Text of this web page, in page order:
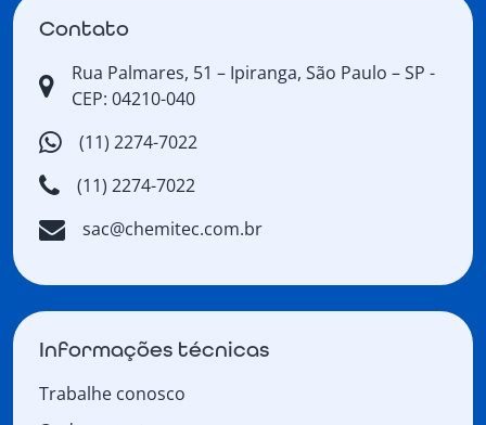
Contato
Rua Palmares, 51 – Ipiranga, São Paulo – SP -
CEP: 04210-040
(11) 2274-7022
(11) 2274-7022
sac@chemitec.com.br
Informações técnicas
Trabalhe conosco